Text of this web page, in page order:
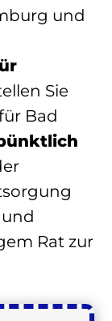
und
Sie
Bad
Rat zur